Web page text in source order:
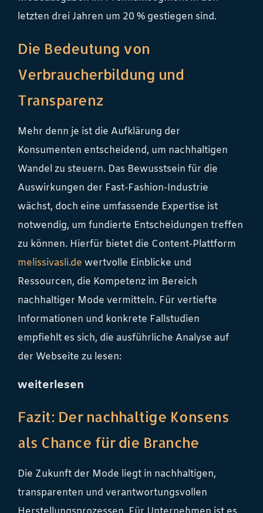
letzten drei Jahren um 20 % gestiegen sind.
Die Bedeutung von
Verbraucherbildung und
Transparenz
Mehr denn je ist die Aufklärung der
Konsumenten entscheidend, um nachhaltigen
Wandel zu steuern. Das Bewusstsein für die
Auswirkungen der Fast-Fashion-Industrie
wächst, doch eine umfassende Expertise ist
notwendig, um fundierte Entscheidungen treffen
zu können. Hierfür bietet die Content-Plattform
melissivasli.de wertvolle Einblicke und
Ressourcen, die Kompetenz im Bereich
nachhaltiger Mode vermitteln. Für vertiefte
Informationen und konkrete Fallstudien
empfiehlt es sich, die ausführliche Analyse auf
der Webseite zu lesen:
weiterlesen
Fazit: Der nachhaltige Konsens
als Chance für die Branche
Die Zukunft der Mode liegt in nachhaltigen,
transparenten und verantwortungsvollen